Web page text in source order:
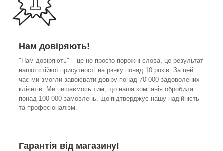
Нам довіряють!
"Нам довіряють" – це не просто порожні слова, це результат
нашої стійкої присутності на ринку понад 10 років. За цей
час ми змогли завоювати довіру понад 70 000 задоволених
клієнтів. Ми пишаємось тим, що наша компанія обробила
понад 100 000 замовлень, що підтверджує нашу надійність
та професіоналізм.
Гарантія від магазину!